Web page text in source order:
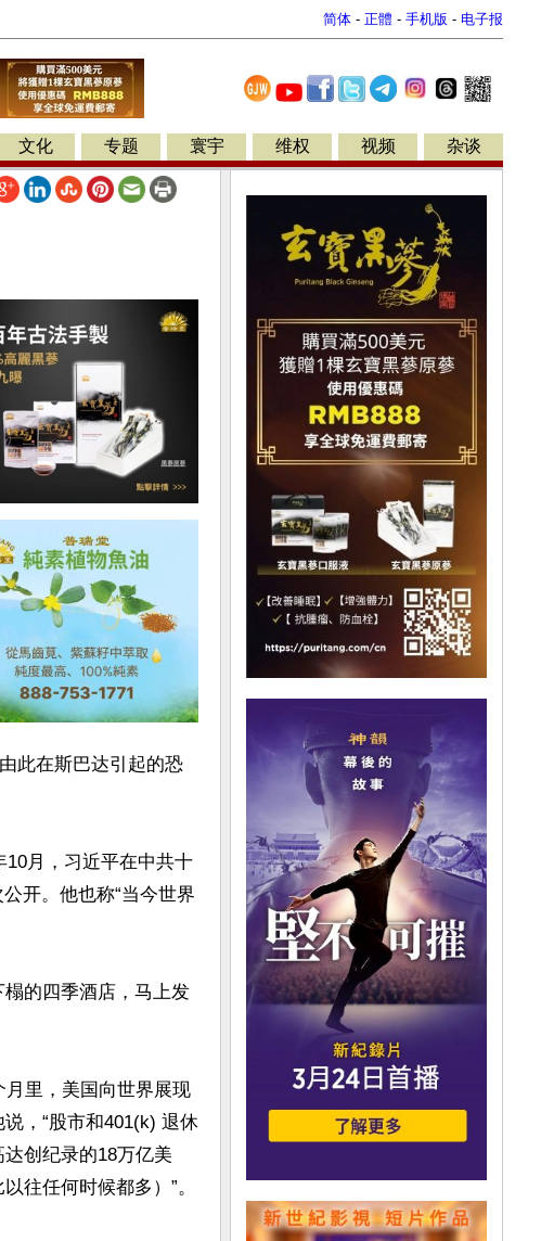
简体 - 正體 - 手机版 - 电子报
文化 专题 寰宇 维权 视频 杂谈
此在斯巴达引起的恐
10月，习近平在中共十
开。他也称“当今世界
的四季酒店，马上发
月里，美国向世界展现
，“股市和401(k) 退休
创纪录的18万亿美
往任何时候都多）”。